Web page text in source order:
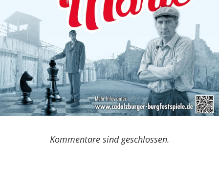
Kommentare sind geschlossen.